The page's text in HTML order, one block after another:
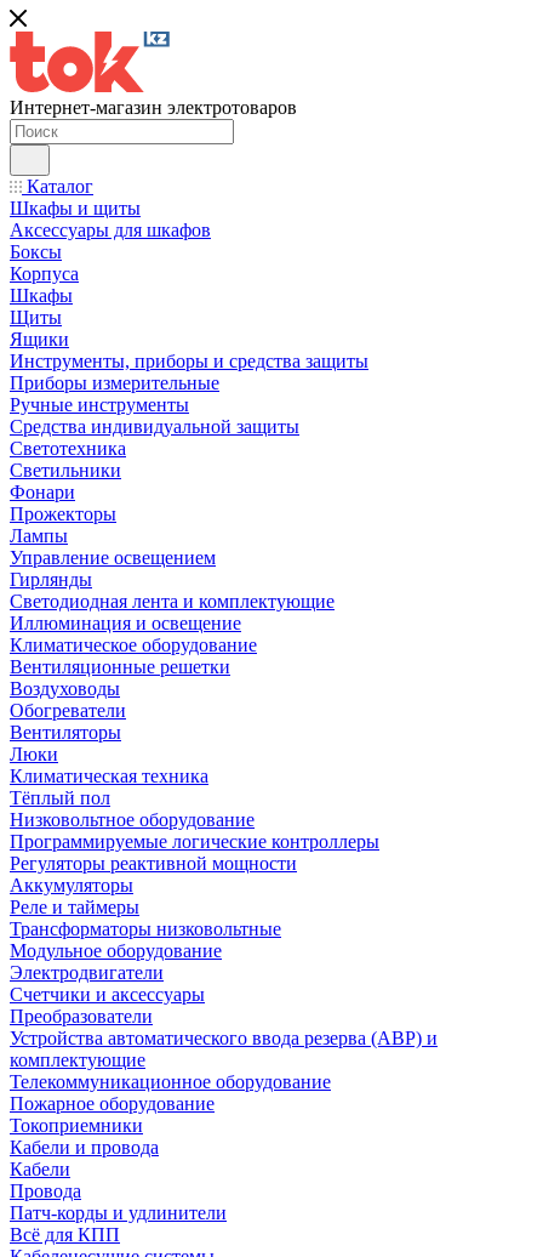
Интернет-магазин электротоваров
Каталог
Шкафы и щиты
Аксессуары для шкафов
Боксы
Корпуса
Шкафы
Щиты
Ящики
Инструменты, приборы и средства защиты
Приборы измерительные
Ручные инструменты
Средства индивидуальной защиты
Светотехника
Светильники
Фонари
Прожекторы
Лампы
Управление освещением
Гирлянды
Светодиодная лента и комплектующие
Иллюминация и освещение
Климатическое оборудование
Вентиляционные решетки
Воздуховоды
Обогреватели
Вентиляторы
Люки
Климатическая техника
Тёплый пол
Низковольтное оборудование
Программируемые логические контроллеры
Регуляторы реактивной мощности
Аккумуляторы
Реле и таймеры
Трансформаторы низковольтные
Модульное оборудование
Электродвигатели
Счетчики и аксессуары
Преобразователи
Устройства автоматического ввода резерва (АВР) и
комплектующие
Телекоммуникационное оборудование
Пожарное оборудование
Токоприемники
Кабели и провода
Кабели
Провода
Патч-корды и удлинители
Всё для КПП